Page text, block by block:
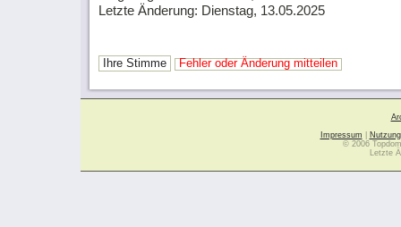
Letzte Änderung: Dienstag, 13.05.2025
Ihre Stimme Fehler oder Änderung mitteilen
Impressum
© 2006
Letzte